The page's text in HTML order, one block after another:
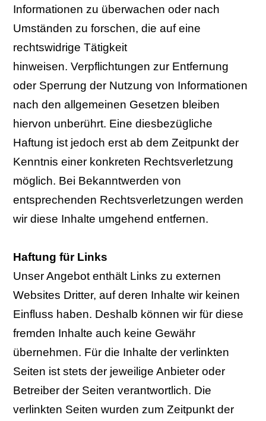
Informationen zu überwachen oder nach
Umständen zu forschen, die auf eine
rechtswidrige Tätigkeit
hinweisen.Verpflichtungen zur Entfernung
oder Sperrung der Nutzung von Informationen
nach den allgemeinen Gesetzen bleiben
hiervon unberührt. Eine diesbezügliche
Haftung ist jedoch erst ab dem Zeitpunkt der
Kenntnis einer konkreten Rechtsverletzung
möglich. Bei Bekanntwerden von
entsprechenden Rechtsverletzungen werden
wir diese Inhalte umgehend entfernen.
Haftung für Links
Unser Angebot enthält Links zu externen
Websites Dritter, auf deren Inhalte wir keinen
Einfluss haben. Deshalb können wir für diese
fremden Inhalte auch keine Gewähr
übernehmen. Für die Inhalte der verlinkten
Seiten ist stets der jeweilige Anbieter oder
Betreiber der Seiten verantwortlich. Die
verlinkten Seiten wurden zum Zeitpunkt der